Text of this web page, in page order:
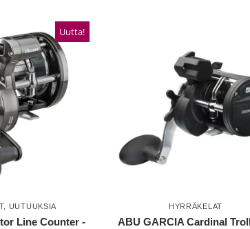
Uutta!
, UUTUUKSIA
Line Counter -
HYRRÄKELAT
ABU GARCIA Cardinal